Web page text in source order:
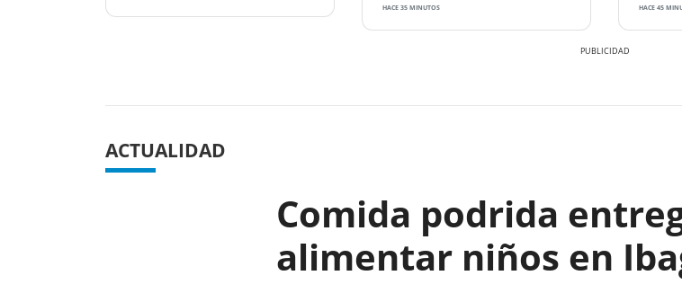
HACE 35 MINUTOS HACE 45
ACTUALIDAD
Comida podrida
alimentar niños en